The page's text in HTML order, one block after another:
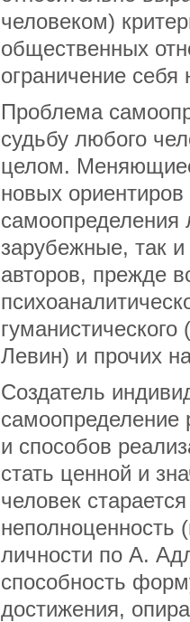
человеком)
общественных
ограничение
Проблема
судьбу любого
целом.
новых
самоопределения
зарубежные, так
авторов, прежде
Левин) и прочих
Создатель
самоопределение
и способов
стать ценной и
человек
неполноценность
личности по А.
способность
достижения,